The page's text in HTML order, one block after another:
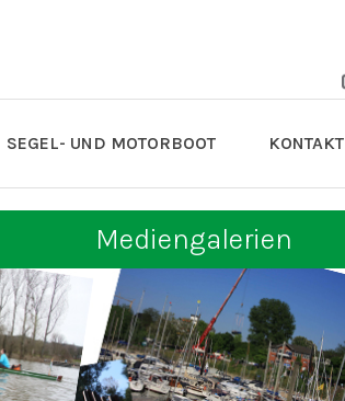
SEGEL- UND MOTORBOOT KONTAKT
Mediengalerien